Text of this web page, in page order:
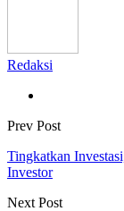
Redaksi
Prev Post
Tingkatkan
Investor
Next Post